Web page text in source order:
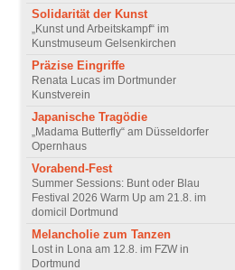
Solidarität der Kunst
„Kunst und Arbeitskampf“ im
Kunstmuseum Gelsenkirchen
Präzise Eingriffe
Renata Lucas im Dortmunder
Kunstverein
Japanische Tragödie
„Madama Butterfly“ am Düsseldorfer
Opernhaus
Vorabend-Fest
Summer Sessions: Bunt oder Blau
Festival 2026 Warm Up am 21.8. im
domicil Dortmund
Melancholie zum Tanzen
Lost in Lona am 12.8. im FZW in
Dortmund